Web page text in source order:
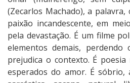
(Zecarlos Machado), a
paixão incandescente, em
pela devastação. É um filme
elementos demais,
prejudica o contexto. É
esperados do amor. É sóbrio,